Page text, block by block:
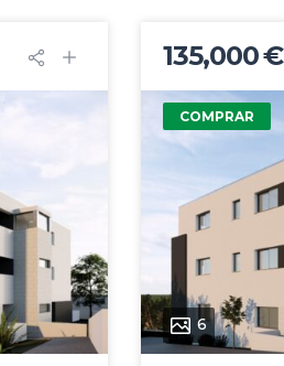
135,000 €
COMPRAR
6